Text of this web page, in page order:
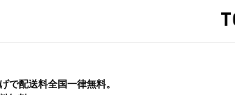
で配送料全国一律無料。